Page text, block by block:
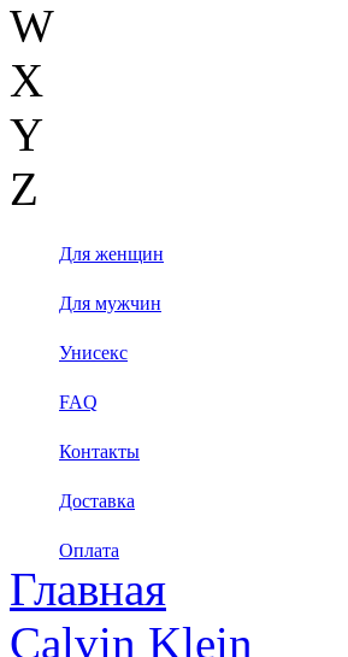
W
X
Y
Z
Для женщин
Для мужчин
Унисекс
FAQ
Контакты
Доставка
Оплата
Главная
Calvin Klein